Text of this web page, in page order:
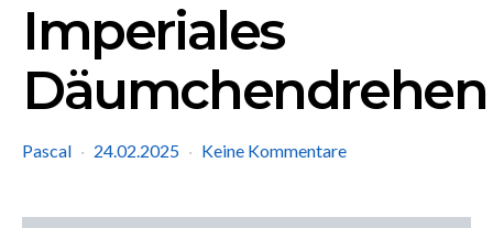
Imperiales
Däumchendrehen
Pascal 24.02.2025 Keine Kommentare